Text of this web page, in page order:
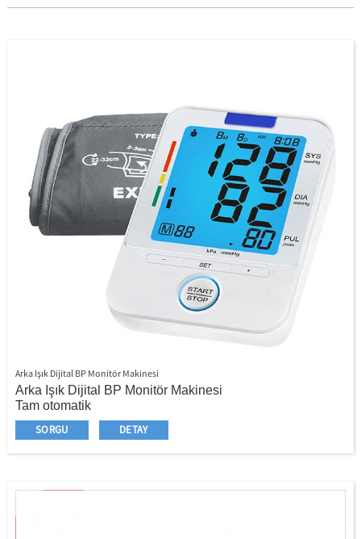
Arka Işık Dijital BP Monitör Makinesi
Arka Işık Dijital BP Monitör Makinesi
Tam otomatik
Üst kol stili
Ekstra büyük LCD boyutu
LCD ve Düğme İçin Mavi Renk Arka Işığı
SORGU DETAY